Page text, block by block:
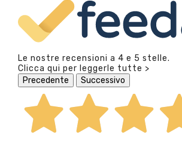
Le nostre recensioni a 4 e 5 stelle.
Clicca qui per leggerle tutte >
Precedente
Successivo